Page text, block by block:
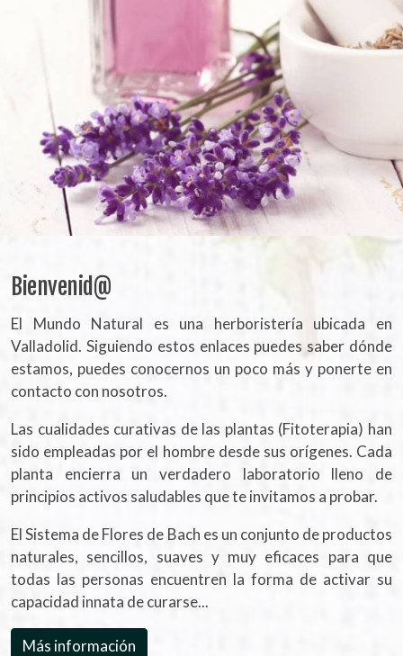
Bienvenid@
El Mundo Natural es una herboristería ubicada en
Valladolid. Siguiendo estos enlaces puedes saber dónde
estamos, puedes conocernos un poco más y ponerte en
contacto con nosotros.
Las cualidades curativas de las plantas (Fitoterapia) han
sido empleadas por el hombre desde sus orígenes. Cada
planta encierra un verdadero laboratorio lleno de
principios activos saludables que te invitamos a probar.
El Sistema de Flores de Bach es un conjunto de productos
naturales, sencillos, suaves y muy eficaces para que
todas las personas encuentren la forma de activar su
capacidad innata de curarse...
Más información